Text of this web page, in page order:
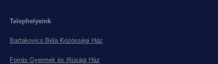
Telephelyeink
Bartakovics Béla Közösségi Ház
Forrás Gyermek és Ifjúsági Ház